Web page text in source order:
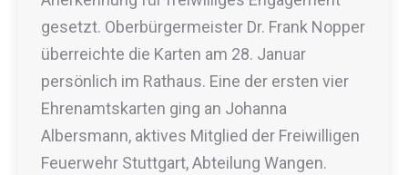
gesetzt. Oberbürgermeister Dr. Frank Nopper
überreichte die Karten am 28. Januar
persönlich im Rathaus. Eine der ersten vier
Ehrenamtskarten ging an Johanna
Albersmann, aktives Mitglied der Freiwilligen
Feuerwehr Stuttgart, Abteilung Wangen.